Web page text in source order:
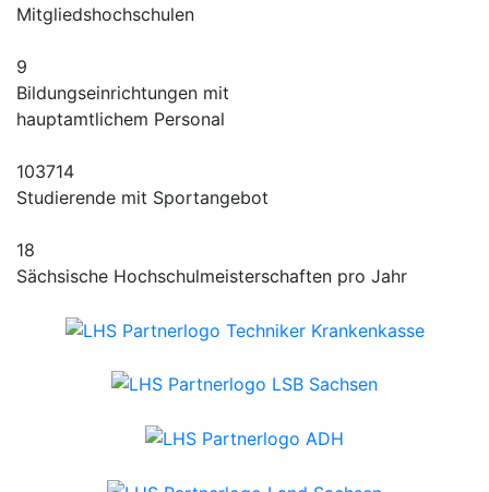
Mitgliedshochschulen
9
Bildungseinrichtungen mit
hauptamtlichem Personal
103714
Studierende mit Sportangebot
18
Sächsische Hochschulmeisterschaften pro Jahr